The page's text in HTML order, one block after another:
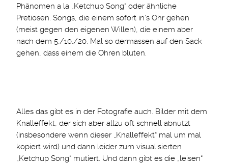
Phänomen a la „Ketchup Song“ oder ähnliche
Pretiosen. Songs, die einem sofort in’s Ohr gehen
(meist gegen den eigenen Willen), die einem aber
nach dem 5./10./20. Mal so dermassen auf den Sack
gehen, dass einem die Ohren bluten.
Alles das gibt es in der Fotografie auch. Bilder mit dem
Knalleffekt, der sich aber allzu oft schnell abnutzt
(insbesondere wenn dieser „Knalleffekt“ mal um mal
kopiert wird) und dann leider zum visualisierten
„Ketchup Song“ mutiert. Und dann gibt es die „leisen“